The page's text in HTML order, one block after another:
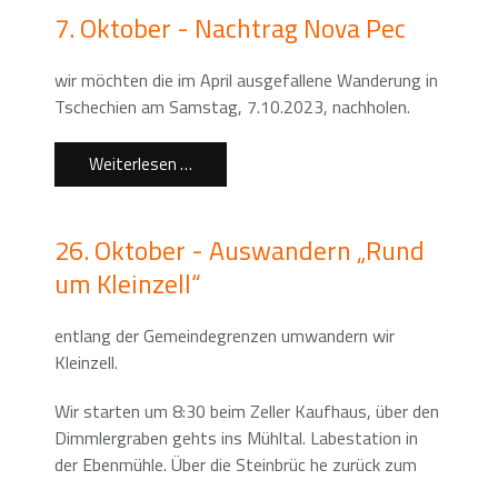
7. Oktober - Nachtrag Nova Pec
wir möchten die im April ausgefallene Wanderung in
Tschechien am Samstag, 7.10.2023, nachholen.
Weiterlesen …
26. Oktober - Auswandern „Rund
um Kleinzell“
entlang der Gemeindegrenzen umwandern wir
Kleinzell.
Wir starten um 8:30 beim Zeller Kaufhaus, über den
Dimmlergraben gehts ins Mühltal. Labestation in
der Ebenmühle. Über die Steinbrüc he zurück zum